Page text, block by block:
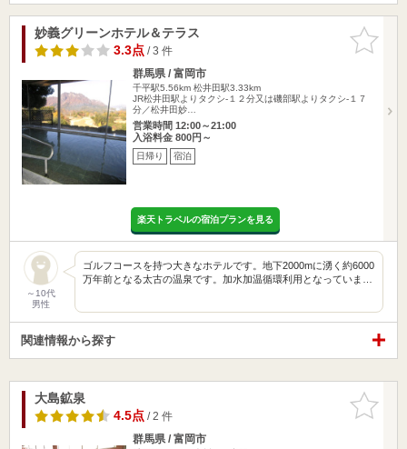
お気に入
りに追加
妙義グリーンホテル＆テラス
3.3点/ 3 件
群馬県 / 富岡市
千平駅5.56km 松井田駅3.33km
JR松井田駅よりタクシ-１２分又は磯部駅よりタクシ-１７
分／松井田妙…
営業時間 12:00～21:00
入浴料金 800円～
日帰り 宿泊
楽天トラベルの宿泊プランを見る
～10代
男性
ゴルフコースを持つ大きなホテルです。地下2000mに湧く約6000
万年前となる太古の温泉です。加水加温循環利用となっていま…
関連情報から探す
お気に入
りに追加
大島鉱泉
4.5点/ 2 件
群馬県 / 富岡市